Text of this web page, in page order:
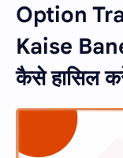
Option
Kaise
कैसे हासिल